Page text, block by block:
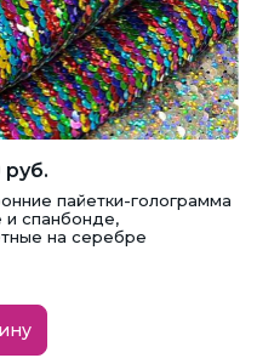
руб.
пайетки-голограмма
и спанбонде,
на серебре